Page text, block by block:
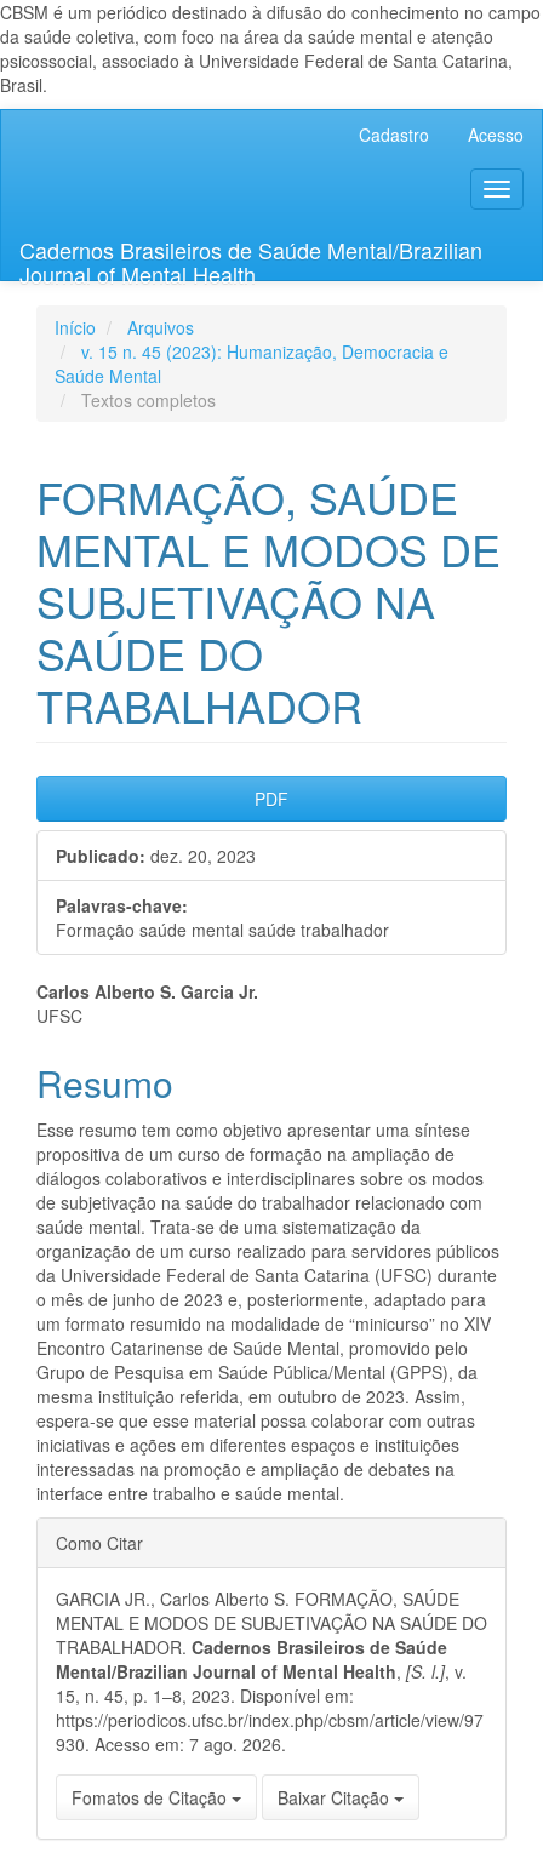
CBSM é um periódico destinado à difusão do conhecimento no campo
da saúde coletiva, com foco na área da saúde mental e atenção
psicossocial, associado à Universidade Federal de Santa Catarina,
Brasil.
Lateral
Cadastro Acesso
Cadernos Brasileiros de Saúde Mental/Brazilian
Journal of Mental Health
Início
Arquivos
v. 15 n. 45 (2023): Humanização, Democracia e
Saúde Mental
Textos completos
FORMAÇÃO, SAÚDE
MENTAL E MODOS DE
SUBJETIVAÇÃO NA
SAÚDE DO
TRABALHADOR
Barra
lateral
de
artigos
PDF
Publicado: dez. 20, 2023
Palavras-chave:
Formação saúde mental saúde trabalhador
Conteúdo
artigo
principal
Carlos Alberto S. Garcia Jr.
UFSC
Resumo
Esse resumo tem como objetivo apresentar uma síntese
propositiva de um curso de formação na ampliação de
diálogos colaborativos e interdisciplinares sobre os modos
de subjetivação na saúde do trabalhador relacionado com
saúde mental. Trata-se de uma sistematização da
organização de um curso realizado para servidores públicos
da Universidade Federal de Santa Catarina (UFSC) durante
o mês de junho de 2023 e, posteriormente, adaptado para
um formato resumido na modalidade de “minicurso” no XIV
Encontro Catarinense de Saúde Mental, promovido pelo
Grupo de Pesquisa em Saúde Pública/Mental (GPPS), da
mesma instituição referida, em outubro de 2023. Assim,
espera-se que esse material possa colaborar com outras
iniciativas e ações em diferentes espaços e instituições
interessadas na promoção e ampliação de debates na
interface entre trabalho e saúde mental.
Detalhes
do
artigo
Como Citar
GARCIA JR., Carlos Alberto S. FORMAÇÃO, SAÚDE
MENTAL E MODOS DE SUBJETIVAÇÃO NA SAÚDE DO
TRABALHADOR. Cadernos Brasileiros de Saúde
Mental/Brazilian Journal of Mental Health, [S. l.], v.
15, n. 45, p. 1–8, 2023. Disponível em:
https://periodicos.ufsc.br/index.php/cbsm/article/view/97
930. Acesso em: 7 ago. 2026.
Fomatos de Citação Baixar Citação